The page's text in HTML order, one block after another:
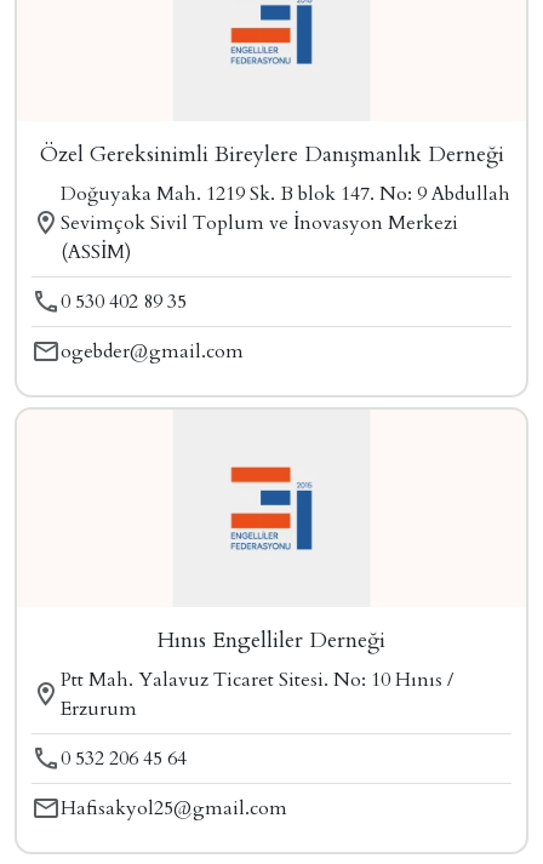
Özel Gereksinimli Bireylere Danışmanlık Derneği
Doğuyaka Mah. 1219 Sk. B blok 147. No: 9 Abdullah
Sevimçok Sivil Toplum ve İnovasyon Merkezi
(ASSİM)
0 530 402 89 35
ogebder@gmail.com
Hınıs Engelliler Derneği
Ptt Mah. Yalavuz Ticaret Sitesi. No: 10 Hınıs /
Erzurum
0 532 206 45 64
Hafisakyol25@gmail.com